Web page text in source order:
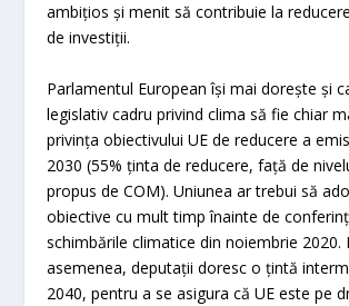
ambițios și menit să contribuie la
de investiții.
Parlamentul European își mai dorește și
legislativ cadru privind clima să fie chiar
privința obiectivului UE de reducere a
2030 (55% ținta de reducere, față de
propus de COM). Uniunea ar trebui să
obiective cu mult timp înainte de
schimbările climatice din noiembrie 2020.
asemenea, deputații doresc o țintă
2040, pentru a se asigura că UE este pe